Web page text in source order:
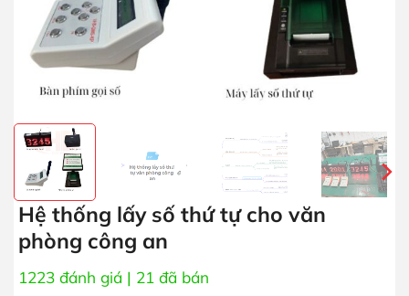
Hệ thống lấy số thứ tự cho văn
phòng công an
1223 đánh giá | 21 đã bán